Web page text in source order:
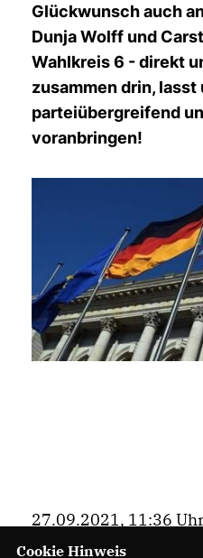
Glückwunsch auch
Dunja Wolff und
Wahlkreis 6 - direkt
zusammen drin, lasst
parteiübergreifend
voranbringen!
27.09.2021, 11:36
Bezirk
Cookie Hinweis